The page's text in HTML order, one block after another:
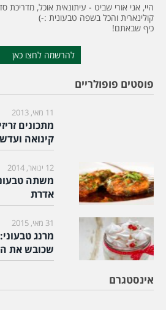
היי, אני אורי שביט - עיתונאית אוכל, מדריכת
קולינארית והכל בשפה טבעונית :-)
כיף שבאתם!
להרשמה לחצו כאן
פוסטים פופולריים
11 מאי, 2013
מתכונים
קינואה
12 ינואר, 2014
משתה
אדרת
31 מאי, 2015
מרנג
שכובש את
אינסטגרם